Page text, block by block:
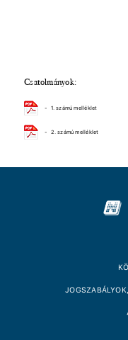
Csatolmányok:
- 1. számú melléklet
- 2. számú melléklet